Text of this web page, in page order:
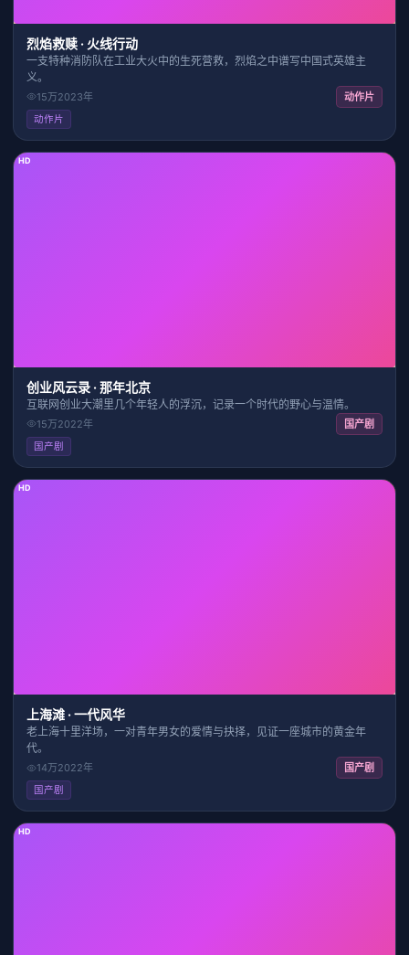
烈焰救赎 · 火线行动
一支特种消防队在工业大火中的生死营救，烈焰之中谱写中国式英雄主
义。
15万2023年 动作片
动作片
HD
创业风云录 · 那年北京
互联网创业大潮里几个年轻人的浮沉，记录一个时代的野心与温情。
15万2022年 国产剧
国产剧
HD
上海滩 · 一代风华
老上海十里洋场，一对青年男女的爱情与抉择，见证一座城市的黄金年
代。
14万2022年 国产剧
国产剧
HD